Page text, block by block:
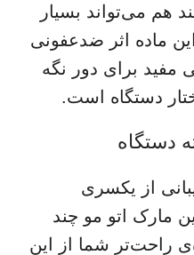
هم می‌تواند بسیار
ماده اثر ضدعفونی
مفید برای دور نگه
دستگاه است.
از یکسری
مارک اتو مو چند
راحت‌تر شما از این